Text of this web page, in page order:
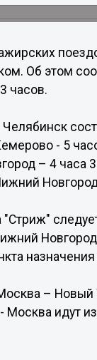
Об этом
часов.
- 5
– 4 часа
–
идут